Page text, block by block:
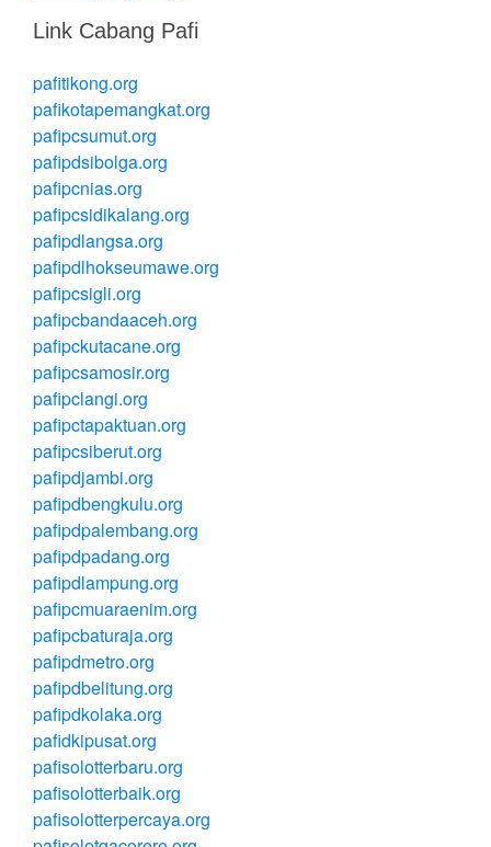
Link Cabang Pafi
pafitikong.org
pafikotapemangkat.org
pafipcsumut.org
pafipdsibolga.org
pafipcnias.org
pafipcsidikalang.org
pafipdlangsa.org
pafipdlhokseumawe.org
pafipcsigli.org
pafipcbandaaceh.org
pafipckutacane.org
pafipcsamosir.org
pafipclangi.org
pafipctapaktuan.org
pafipcsiberut.org
pafipdjambi.org
pafipdbengkulu.org
pafipdpalembang.org
pafipdpadang.org
pafipdlampung.org
pafipcmuaraenim.org
pafipcbaturaja.org
pafipdmetro.org
pafipdbelitung.org
pafipdkolaka.org
pafidkipusat.org
pafisolotterbaru.org
pafisolotterbaik.org
pafisolotterpercaya.org